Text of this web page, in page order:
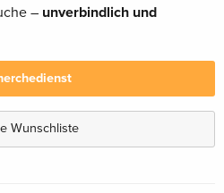
– unverbindlich und
Wunschliste